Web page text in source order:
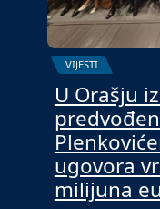
VIJESTI
U Orašju
ugovora
milijuna